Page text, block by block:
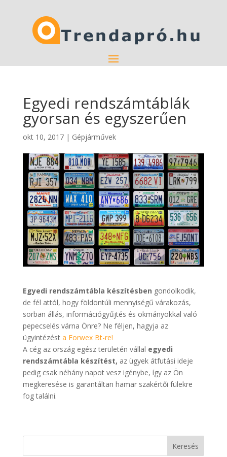
Egyedi rendszámtáblák
gyorsan és egyszerűen
okt 10, 2017| Gépjárművek
Egyedi rendszámtábla készítésben gondolkodik,
de fél attól, hogy földöntúli mennyiségű várakozás,
sorban állás, információgyűjtés és okmányokkal való
pepecselés várna Önre? Ne féljen, hagyja az
ügyintézést a Forwex Bt-re!
A cég az ország egész területén vállal egyedi
rendszámtábla készítést, az ügyek átfutási ideje
pedig csak néhány napot vesz igénybe, így az Ön
megkeresése is garantáltan hamar szakértői fülekre
fog találni.